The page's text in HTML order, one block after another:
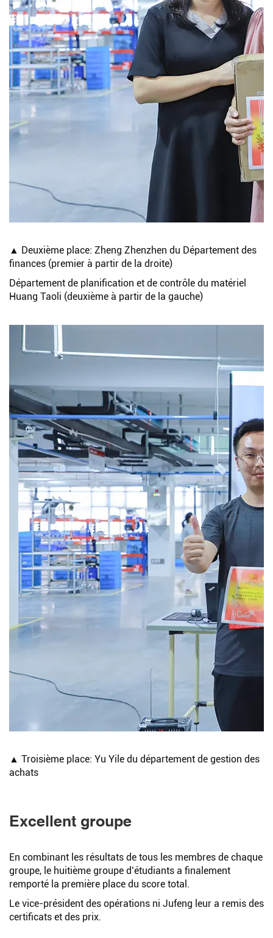
▲ Deuxième place: Zheng Zhenzhen du Département des
finances (premier à partir de la droite)
Département de planification et de contrôle du matériel
Huang Taoli (deuxième à partir de la gauche)
▲ Troisième place: Yu Yile du département de gestion des
achats
Excellent groupe
En combinant les résultats de tous les membres de chaque
groupe, le huitième groupe d’étudiants a finalement
remporté la première place du score total.
Le vice-président des opérations ni Jufeng leur a remis des
certificats et des prix.